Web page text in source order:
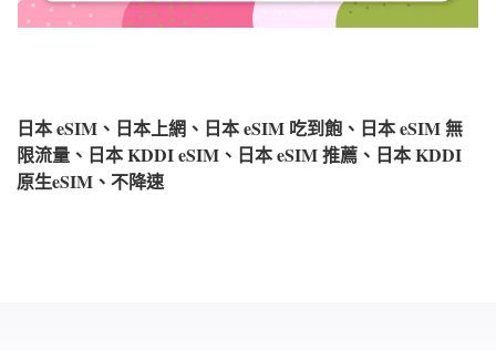
日本 eSIM、日本上網、日本 eSIM 吃到飽、日本 eSIM 無
限流量、日本 KDDI eSIM、日本 eSIM 推薦、日本 KDDI
原生eSIM、不降速